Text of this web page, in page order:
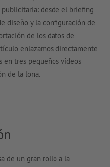
desde el briefing
diseño y la configuración de
de los datos de
enlazamos directamente
en tres pequeños vídeos
de la lona.
de un gran rollo a la